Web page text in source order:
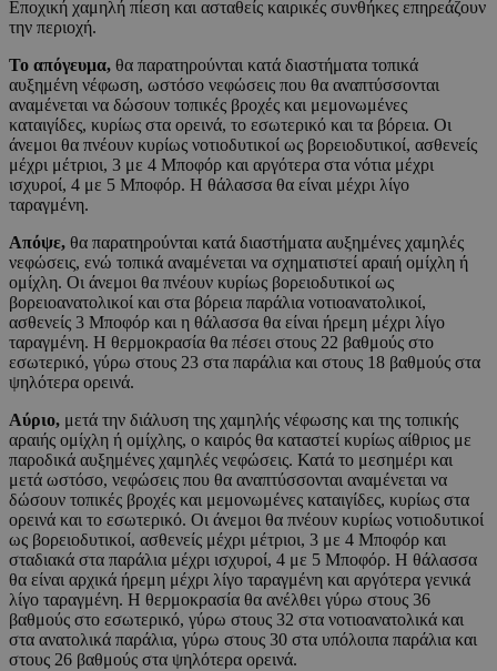
Εποχική χαμηλή πίεση και ασταθείς καιρικές συνθήκες επηρεάζουν
την περιοχή.
Το απόγευμα, θα παρατηρούνται κατά διαστήματα τοπικά
αυξημένη νέφωση, ωστόσο νεφώσεις που θα αναπτύσσονται
αναμένεται να δώσουν τοπικές βροχές και μεμονωμένες
καταιγίδες, κυρίως στα ορεινά, το εσωτερικό και τα βόρεια. Οι
άνεμοι θα πνέουν κυρίως νοτιοδυτικοί ως βορειοδυτικοί, ασθενείς
μέχρι μέτριοι, 3 με 4 Μποφόρ και αργότερα στα νότια μέχρι
ισχυροί, 4 με 5 Μποφόρ. Η θάλασσα θα είναι μέχρι λίγο
ταραγμένη.
Απόψε, θα παρατηρούνται κατά διαστήματα αυξημένες χαμηλές
νεφώσεις, ενώ τοπικά αναμένεται να σχηματιστεί αραιή ομίχλη ή
ομίχλη. Οι άνεμοι θα πνέουν κυρίως βορειοδυτικοί ως
βορειοανατολικοί και στα βόρεια παράλια νοτιοανατολικοί,
ασθενείς 3 Μποφόρ και η θάλασσα θα είναι ήρεμη μέχρι λίγο
ταραγμένη. Η θερμοκρασία θα πέσει στους 22 βαθμούς στο
εσωτερικό, γύρω στους 23 στα παράλια και στους 18 βαθμούς στα
ψηλότερα ορεινά.
Αύριο, μετά την διάλυση της χαμηλής νέφωσης και της τοπικής
αραιής ομίχλη ή ομίχλης, ο καιρός θα καταστεί κυρίως αίθριος με
παροδικά αυξημένες χαμηλές νεφώσεις. Κατά το μεσημέρι και
μετά ωστόσο, νεφώσεις που θα αναπτύσσονται αναμένεται να
δώσουν τοπικές βροχές και μεμονωμένες καταιγίδες, κυρίως στα
ορεινά και το εσωτερικό. Οι άνεμοι θα πνέουν κυρίως νοτιοδυτικοί
ως βορειοδυτικοί, ασθενείς μέχρι μέτριοι, 3 με 4 Μποφόρ και
σταδιακά στα παράλια μέχρι ισχυροί, 4 με 5 Μποφόρ. Η θάλασσα
θα είναι αρχικά ήρεμη μέχρι λίγο ταραγμένη και αργότερα γενικά
λίγο ταραγμένη. Η θερμοκρασία θα ανέλθει γύρω στους 36
βαθμούς στο εσωτερικό, γύρω στους 32 στα νοτιοανατολικά και
στα ανατολικά παράλια, γύρω στους 30 στα υπόλοιπα παράλια και
στους 26 βαθμούς στα ψηλότερα ορεινά.